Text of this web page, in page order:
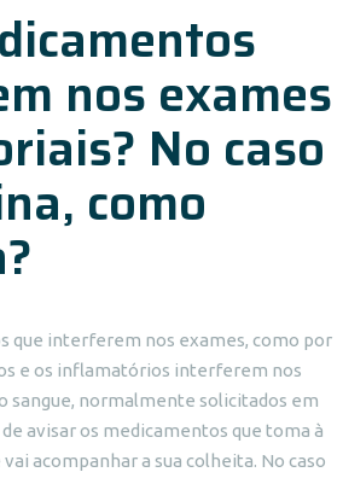
nos exames
No caso
como
que interferem nos exames, como por
e os inflamatórios interferem nos
sangue, normalmente solicitados em
avisar os medicamentos que toma à
acompanhar a sua colheita. No caso